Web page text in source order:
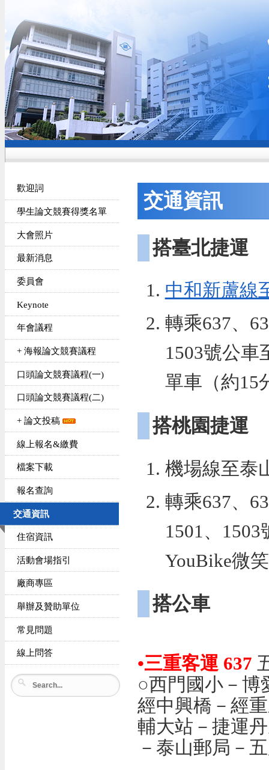
歡迎詞
學生論文競賽得獎名單
大會照片
最新消息
委員會
Keynote
年會議程
+ 海報論文競賽議程
口頭論文競賽議程(一)
口頭論文競賽議程(二)
+ 論文投稿
線上報名&繳費
檔案下載
報名查詢
交通資訊
住宿資訊
活動會場指引
廠商專區
舉辦及贊助單位
常見問題
線上問答
交通資訊
搭臺北捷運
中和新蘆線
轉乘637、
1503號公車
單車（約15
搭桃園捷運
機場線至泰
轉乘637、
1501、1503
YouBike微
搭公車
•三重客運 637
○西門國小－博
經中興橋－經
輔大站－捷運
－泰山郵局－